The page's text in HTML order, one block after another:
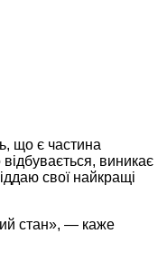
що є частина
виникає
свої найкращі
стан», — каже